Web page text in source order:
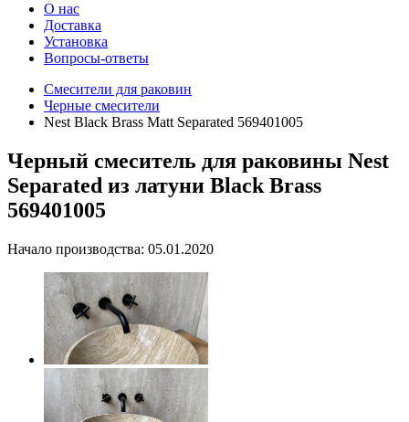
О нас
Доставка
Установка
Вопросы-ответы
Смесители для раковин
Черные смесители
Nest Black Brass Matt Separated 569401005
Черный смеситель для раковины Nest
Separated из латуни Black Brass
569401005
Начало производства: 05.01.2020